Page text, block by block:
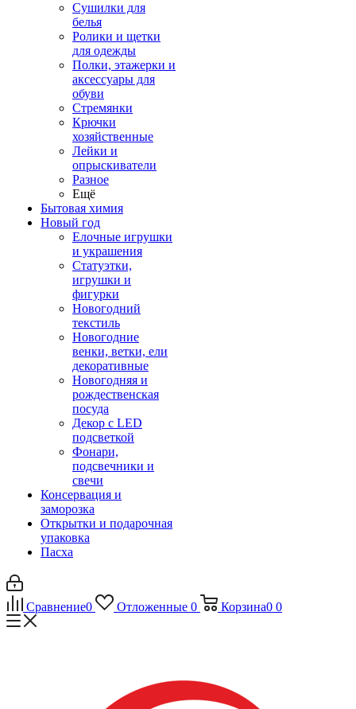
Сушилки для
белья
Ролики и щетки
для одежды
Полки, этажерки и
аксессуары для
обуви
Стремянки
Крючки
хозяйственные
Лейки и
опрыскиватели
Разное
Ещё
Бытовая химия
Новый год
Елочные игрушки
и украшения
Статуэтки,
игрушки и
фигурки
Новогодний
текстиль
Новогодние
венки, ветки, ели
декоративные
Новогодняя и
рождественская
посуда
Декор с LED
подсветкой
Фонари,
подсвечники и
свечи
Консервация и
заморозка
Открытки и подарочная
упаковка
Пасха
Сравнение0 Отложенные 0 Корзина0 0